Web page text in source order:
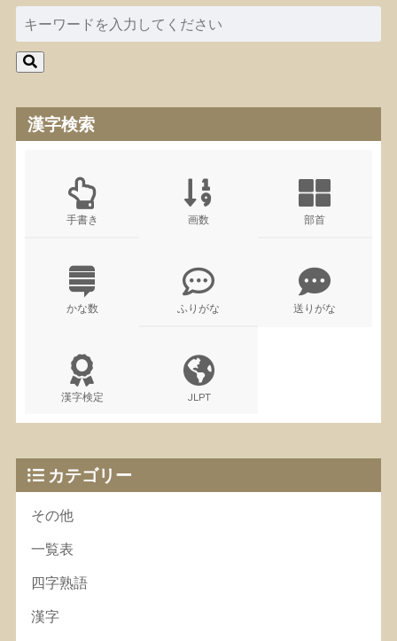
漢字検索
手書き 画数 部首
かな数 ふりがな 送りがな
漢字検定 JLPT
カテゴリー
その他
一覧表
四字熟語
漢字